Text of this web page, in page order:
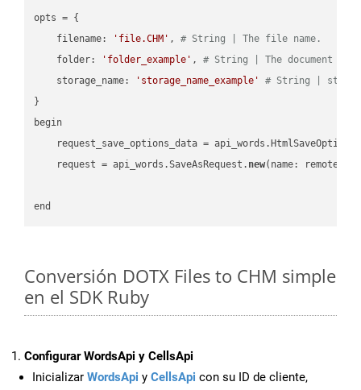
opts = {
    filename:
'file.CHM' , # String | The file name.
    folder:
'folder_example' , # String | The document
    storage_name:
'storage_name_example'
# String |
}
begin
request_save_options_data =
    request = api_words.SaveAsRequest.
new(name:
Conversión DOTX Files to CHM simple
en el SDK Ruby
Configurar WordsApi y CellsApi
Inicializar WordsApi y CellsApi con su ID de cliente,